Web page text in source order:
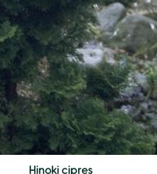
Hinoki cipres